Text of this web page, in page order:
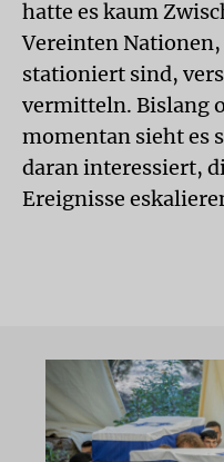
hatte es kaum
Vereinten
stationiert sind,
vermitteln. Bislang
momentan sieht es
daran interessiert,
Ereignisse